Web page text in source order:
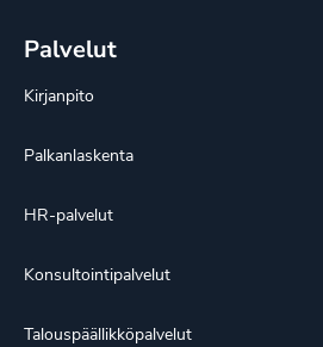
Palvelut
Kirjanpito
Palkanlaskenta
HR-palvelut
Konsultointipalvelut
Talouspäällikköpalvelut